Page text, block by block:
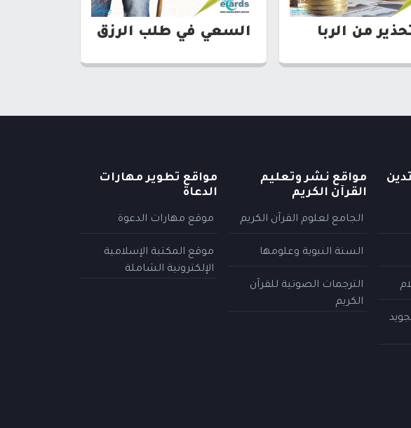
من الربا السعي في طلب الرزق
مواقع نشر وتعليم
القرآن الكريم
الجامع لعلوم القرآن الكريم
السنة النبوية وعلومها
الترجمات الصوتية للقرآن
الكريم
مواقع تطوير مهارات
الدعاة
موقع مهارات الدعوة
موقع المكتبة الإسلامية
الإلكترونية الشاملة